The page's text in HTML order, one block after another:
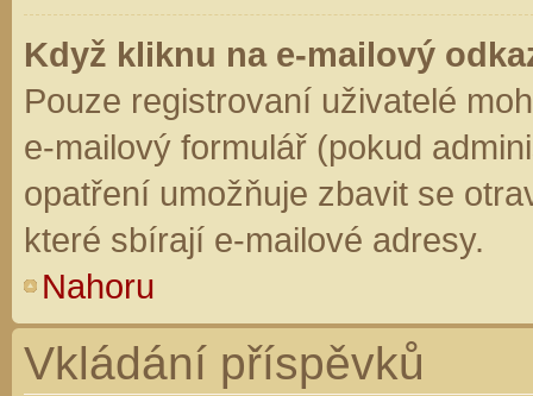
Když kliknu na e-mailový
Pouze registrovaní uživatelé
e-mailový formulář (pokud
opatření umožňuje zbavit se
které sbírají e-mailové adresy.
Nahoru
Vkládání příspěvků